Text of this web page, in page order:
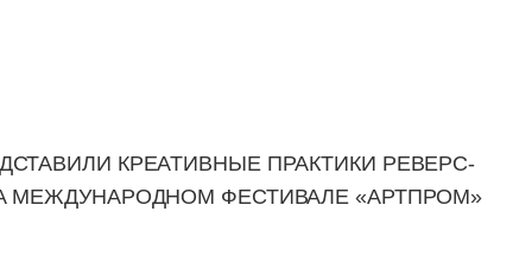
КРЕАТИВНЫЕ ПРАКТИКИ РЕВЕРС-
МЕЖДУНАРОДНОМ ФЕСТИВАЛЕ «АРТПРОМ»